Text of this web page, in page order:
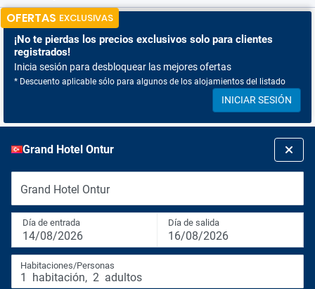
OFERTAS EXCLUSIVAS
¡No te pierdas los precios exclusivos solo para clientes
registrados!
Inicia sesión para desbloquear las mejores ofertas
* Descuento aplicable sólo para algunos de los alojamientos del listado
INICIAR SESIÓN
Grand Hotel Ontur
Grand Hotel Ontur
Día de entrada
14/08/2026
Día de salida
16/08/2026
Habitaciones/Personas
1 habitación, 2 adultos